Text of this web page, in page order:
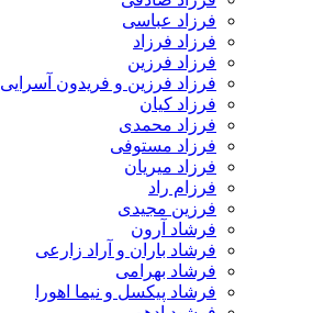
فرزاد عباسی
فرزاد فرزاد
فرزاد فرزین
فرزاد فرزین و فریدون آسرایی
فرزاد کیان
فرزاد محمدی
فرزاد مستوفی
فرزاد میریان
فرزام راد
فرزین مجیدی
فرشاد آرون
فرشاد باران و آراد زارعی
فرشاد بهرامی
فرشاد پیکسل و نیما اهورا